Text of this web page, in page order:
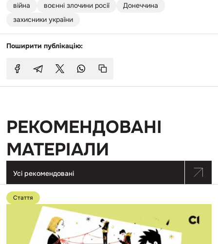
війна воєнні злочини росії
Донеччина
захисники україни
Поширити публікацію:
РЕКОМЕНДОВАНІ
МАТЕРІАЛИ
Усі рекомендовані
Перейти
до
публікації
вербування
Стаття